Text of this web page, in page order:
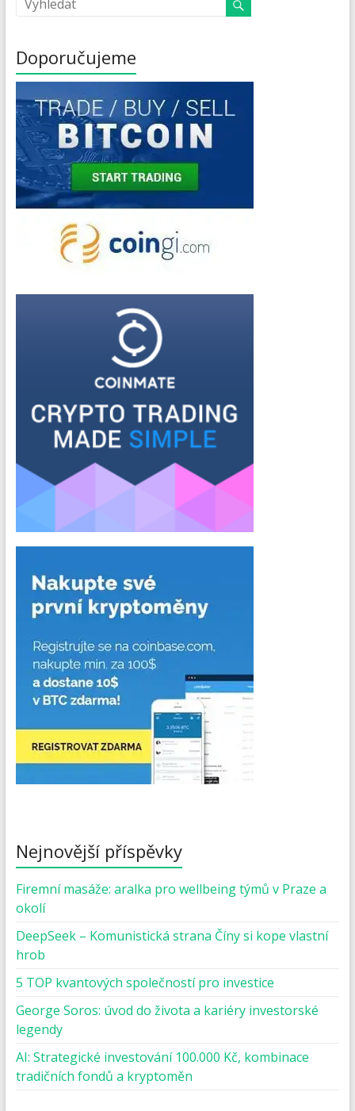
Doporučujeme
Nejnovější příspěvky
Firemní masáže: aralka pro wellbeing týmů v Praze a
okolí
DeepSeek – Komunistická strana Číny si kope vlastní
hrob
5 TOP kvantových společností pro investice
George Soros: úvod do života a kariéry investorské
legendy
AI: Strategické investování 100.000 Kč, kombinace
tradičních fondů a kryptoměn